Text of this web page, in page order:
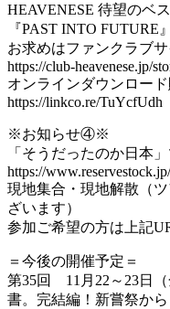
HEAVENESE 待望のベ
『PAST INTO FUTURE
お求めはファンクラブサ
https://club-heavenese.jp/
オンラインダウンロー
https://linkco.re/TuYcfUdh
※お知らせ④※
「そうだったのか日本
https://
現地集合・現地解散（
ざいます）
参加ご希望の方は上記
＝今後の開催予定＝
第35回 11月22～23日
書。完結編！新嘗祭から